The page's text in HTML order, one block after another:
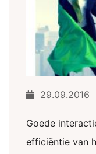
29.09.2016
Goede
efficiëntie van